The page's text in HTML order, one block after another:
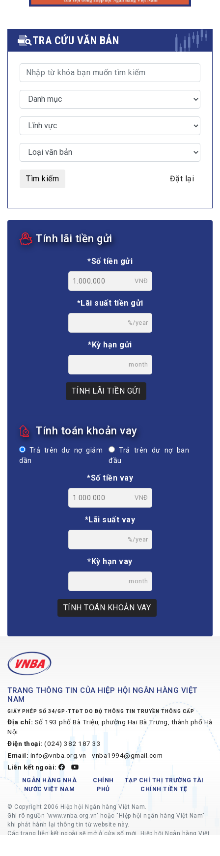
TRA CỨU VĂN BẢN
Tìm kiếm Đặt lại
Tính lãi tiền gửi
*Số tiền gửi
VNĐ
*Lãi suất tiền gửi
%/year
*Kỳ hạn gửi
month
TÍNH LÃI TIỀN GỬI
Tính toán khoản vay
Trả trên dư nợ giảm
dần
Trả trên dư nợ ban
đầu
*Số tiền vay
VNĐ
*Lãi suất vay
%/year
*Kỳ hạn vay
month
TÍNH TOÁN KHOẢN VAY
TRANG THÔNG TIN CỦA HIỆP HỘI NGÂN HÀNG VIỆT
NAM
GIẤY PHÉP SỐ 34/GP-TTĐT DO BỘ THÔNG TIN TRUYỀN THÔNG CẤP
Địa chỉ: Số 193 phố Bà Triệu, phường Hai Bà Trưng, thành phố Hà
Nội
Điện thoại: (024) 382 187 33
Email: info@vnba.org.vn - vnba1994@gmail.com
Liên kết ngoài:
NGÂN HÀNG NHÀ
NƯỚC VIỆT NAM
CHÍNH
PHỦ
TẠP CHÍ THỊ TRƯỜNG TÀI
CHÍNH TIỀN TỆ
© Copyright 2006 Hiệp hội Ngân hàng Việt Nam.
Ghi rõ nguồn 'www.vnba.org.vn' hoặc "Hiệp hội ngân hàng Việt Nam"
khi phát hành lại thông tin từ website này.
Các trang liên kết ngoài sẽ mở ở cửa sổ mới, Hiệp hội Ngân hàng Việt